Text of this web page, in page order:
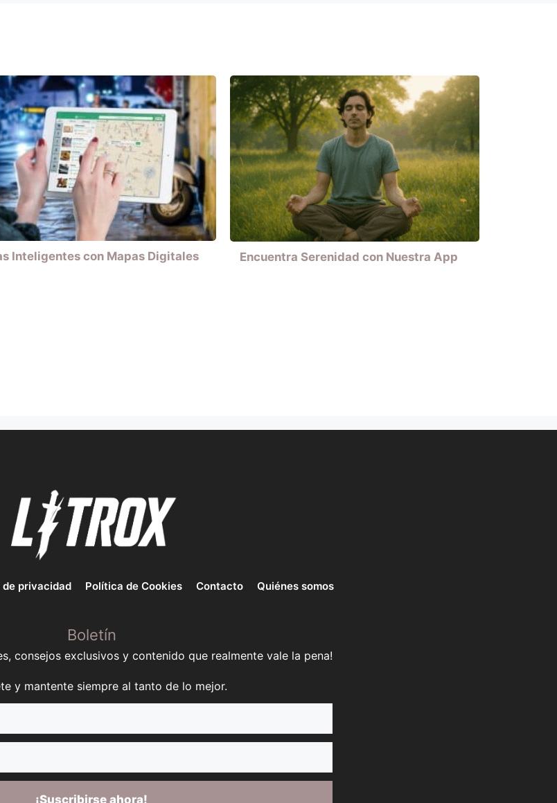
Inteligentes con Mapas Digitales Encuentra Serenidad con Nuestra App
privacidad Política de Cookies Contacto Quiénes somos
Boletín
consejos exclusivos y contenido que realmente vale la pena!
y mantente siempre al tanto de lo mejor.
¡Suscribirse ahora!